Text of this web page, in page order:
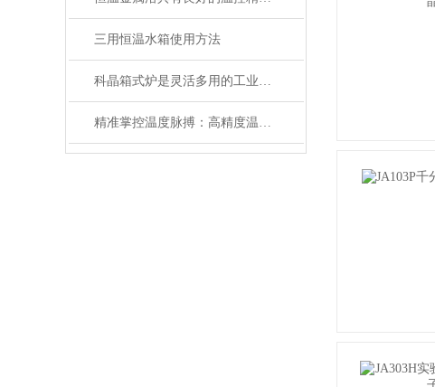
三用恒温水箱使用方法
科晶箱式炉是灵活多用的工业好帮手
精准掌控温度脉搏：高精度温控仪表补偿温度设置全攻略